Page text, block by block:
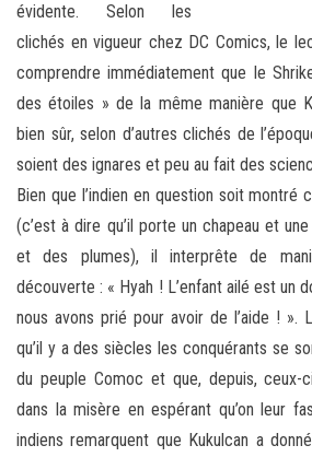
évidente. Selon les
clichés en vigueur chez DC Comics, le
comprendre immédiatement que le
des étoiles » de la même manière que
bien sûr, selon d’autres clichés de
soient des ignares et peu au fait des
Bien que l’indien en question soit montré
(c’est à dire qu’il porte un chapeau et
et des plumes), il interprête de
découverte : « Hyah ! L’enfant ailé est un
nous avons prié pour avoir de l’aide ! ».
qu’il y a des siècles les conquérants se
du peuple Comoc et que, depuis,
dans la misère en espérant qu’on leur
indiens remarquent que Kukulcan a